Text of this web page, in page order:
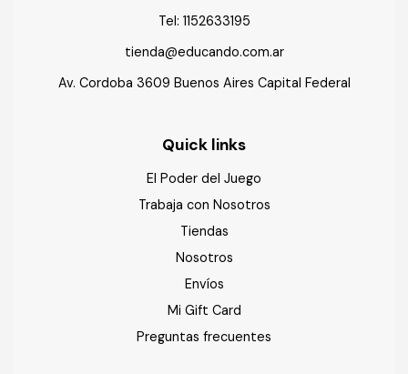
Tel: 1152633195
tienda@educando.com.ar
Av. Cordoba 3609 Buenos Aires Capital Federal
Quick links
El Poder del Juego
Trabaja con Nosotros
Tiendas
Nosotros
Envíos
Mi Gift Card
Preguntas frecuentes